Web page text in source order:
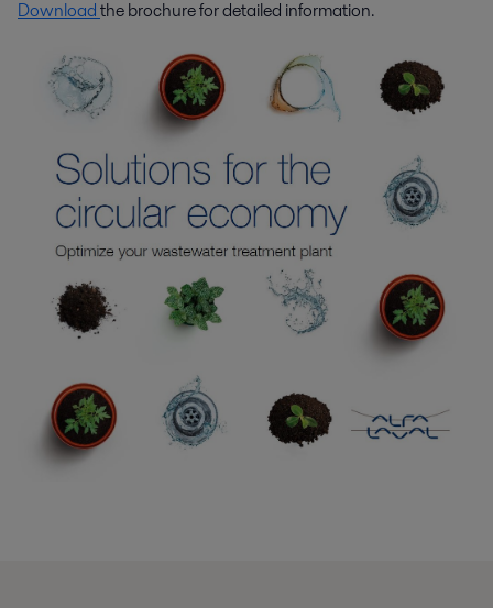
Downloadthe brochure for detailed information.